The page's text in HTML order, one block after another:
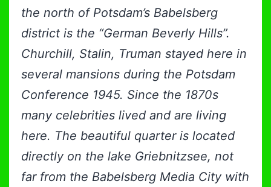
the north of Potsdam’s Babelsberg
district is the “German Beverly Hills”.
Churchill, Stalin, Truman stayed here in
several mansions during the Potsdam
Conference 1945. Since the 1870s
many celebrities lived and are living
here. The beautiful quarter is located
directly on the lake Griebnitzsee, not
far from the Babelsberg Media City with